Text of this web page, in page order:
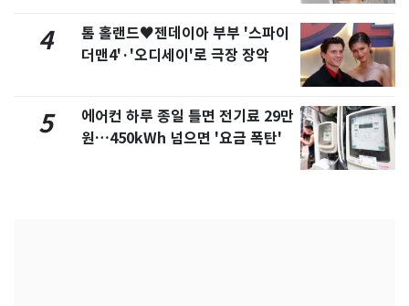
4
톰 홀랜드♥젠데이아 부부 '스파이
더맨4'·'오디세이'로 극장 장악
5
에어컨 하루 종일 틀면 전기료 29만
원…450kWh 넘으면 '요금 폭탄'